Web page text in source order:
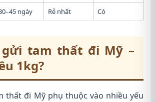
ngày Rẻ nhất Có
gửi tam thất đi Mỹ –
1kg?
thất đi Mỹ phụ thuộc vào nhiều yếu